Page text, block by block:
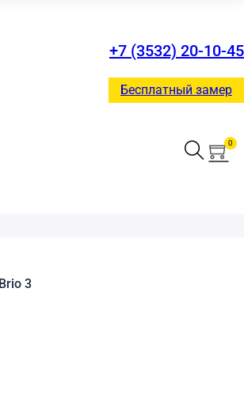
+7 (3532) 20-10-45
Бесплатный замер
0
Brio 3